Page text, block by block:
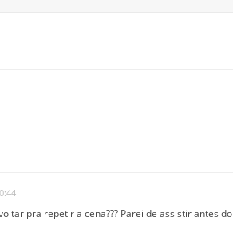
pra repetir a cena??? Parei de assistir antes do